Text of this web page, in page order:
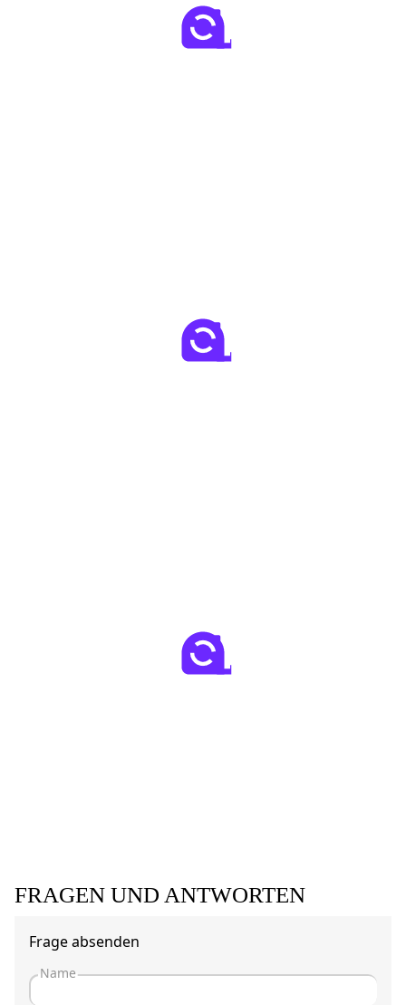
FRAGEN UND ANTWORTEN
Frage absenden